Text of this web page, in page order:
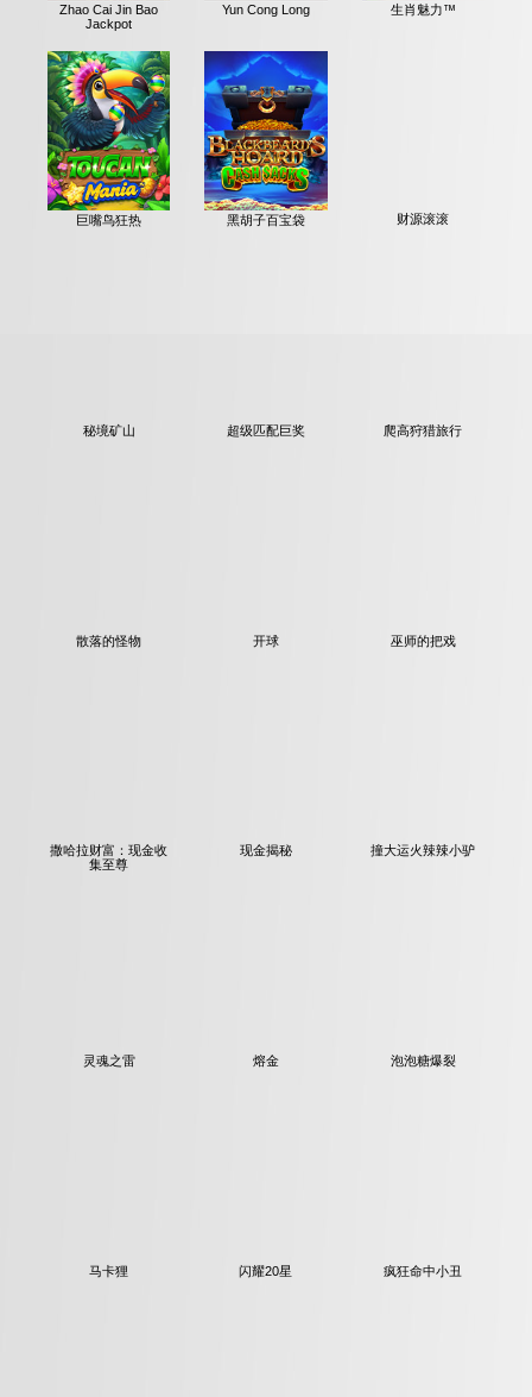
Zhao Cai Jin Bao
Jackpot
Yun Cong Long 生肖魅力™
巨嘴鸟狂热 黑胡子百宝袋 财源滚滚
秘境矿山 超级匹配巨奖 爬高狩猎旅行
散落的怪物 开球 巫师的把戏
撒哈拉财富：现金收
集至尊
现金揭秘 撞大运火辣辣小驴
灵魂之雷 熔金 泡泡糖爆裂
马卡狸 闪耀20星 疯狂命中小丑